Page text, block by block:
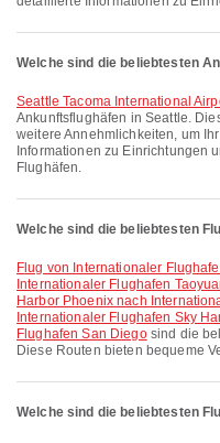
Welche sind die beliebtesten
Seattle Tacoma International
Ankunftsflughäfen in Seattle.
weitere Annehmlichkeiten, um
Informationen zu Einrichtungen
Flughäfen.
Welche sind die beliebtesten
Flug von Internationaler Flughafen Sky Harbor Phoenix nach
Internationaler Flughafen
Harbor Phoenix nach
Internationaler Flughafen Sky
Flughafen San Diegosind die
Diese Routen bieten bequeme
Welche sind die beliebtesten